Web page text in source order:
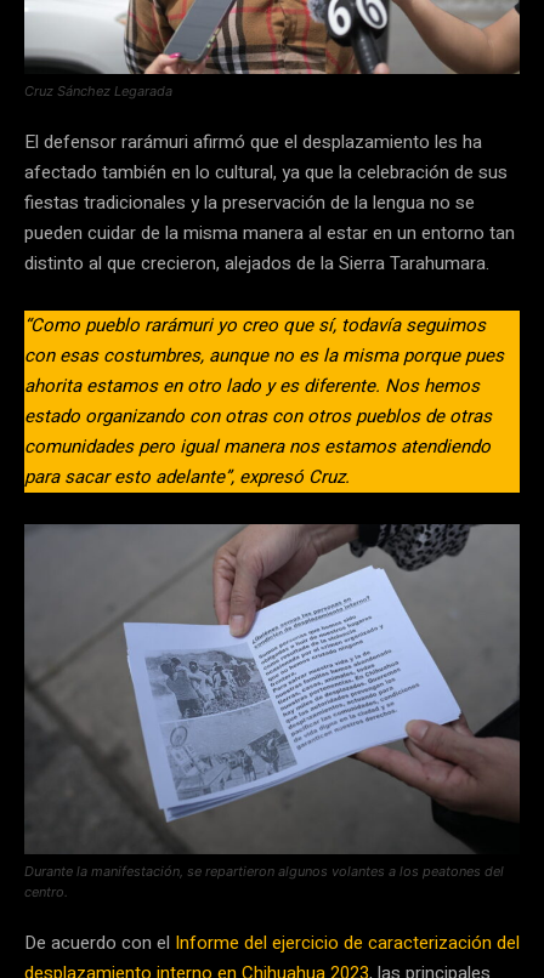
Cruz Sánchez Legarada
El defensor rarámuri afirmó que el desplazamiento les ha
afectado también en lo cultural, ya que la celebración de sus
fiestas tradicionales y la preservación de la lengua no se
pueden cuidar de la misma manera al estar en un entorno tan
distinto al que crecieron, alejados de la Sierra Tarahumara.
“Como pueblo rarámuri yo creo que sí, todavía seguimos
con esas costumbres, aunque no es la misma porque pues
ahorita estamos en otro lado y es diferente. Nos hemos
estado organizando con otras con otros pueblos de otras
comunidades pero igual manera nos estamos atendiendo
para sacar esto adelante”, expresó Cruz.
Durante la manifestación, se repartieron algunos volantes a los peatones del
centro.
De acuerdo con el Informe del ejercicio de caracterización del